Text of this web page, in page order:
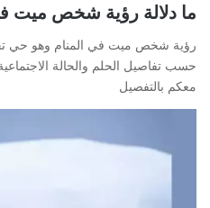
ما دلالة رؤية شخص ميت
رؤية شخص ميت في المنام وهو حي
حسب تفاصيل الحلم والحالة
معكم بالتفصيل